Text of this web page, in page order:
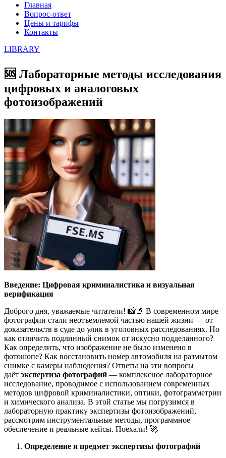
Главная
Вопрос-ответ
Цены и тарифы
Контакты
LIBRARY
🆘 Лабораторные методы исследования
цифровых и аналоговых
фотоизображений
Введение: Цифровая криминалистика и визуальная
верификация
Доброго дня, уважаемые читатели! 📸🔬 В современном мире
фотографии стали неотъемлемой частью нашей жизни — от
доказательств в суде до улик в уголовных расследованиях. Но
как отличить подлинный снимок от искусно подделанного?
Как определить, что изображение не было изменено в
фотошопе? Как восстановить номер автомобиля на размытом
снимке с камеры наблюдения? Ответы на эти вопросы
даёт экспертиза фотографий — комплексное лабораторное
исследование, проводимое с использованием современных
методов цифровой криминалистики, оптики, фотограмметрии
и химического анализа. В этой статье мы погрузимся в
лабораторную практику экспертизы фотоизображений,
рассмотрим инструментальные методы, программное
обеспечение и реальные кейсы. Поехали! 🚀
Определение и предмет экспертизы фотографий